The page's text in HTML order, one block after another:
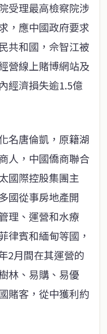
受理最高檢察院涉
，應中國政府要求
共和國，佘智江被
營線上賭博網站及
經濟損失逾1.5億
名唐倫凱，原籍湖
人，中國僑商聯合
國際控股集團主
國從事房地產開
理、運營和水療
律賓和緬甸等國，
2月間在其運營的
林、易購、易優
賭客，從中獲利約